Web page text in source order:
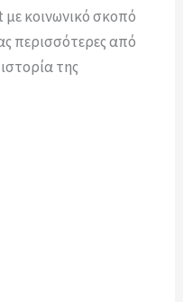
κοινωνικό σκοπό
περισσότερες από
της